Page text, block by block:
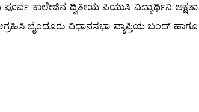
ಕಾಲೇಜಿನ ದ್ವಿತೀಯ ಪಿಯುಸಿ ವಿದ್ಯಾರ್ಥಿನಿ ಅಕ್ಷತಾ
ಬೈಂದೂರು ವಿಧಾನಸಭಾ ವ್ಯಾಪ್ತಿಯ ಬಂದ್ ಹಾಗೂ